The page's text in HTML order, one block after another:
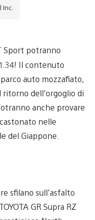
potranno
Il contenuto
auto mozzafiato,
dell’orgoglio di
anche provare
nelle
del Giappone.
sfilano sull’asfalto
GR Supra RZ